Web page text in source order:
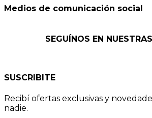
Medios de comunicación social
SEGUÍNOS EN
SUSCRIBITE
Recibí ofertas exclusivas y
nadie.